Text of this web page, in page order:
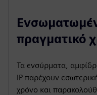
πραγματικό
Τα ενσύρματα,
IP παρέχουν
χρόνο και